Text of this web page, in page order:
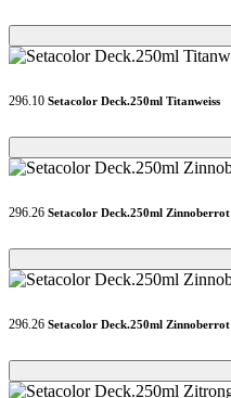
Loading...
Loading...
296.10 Setacolor Deck.250ml Titanweiss
Loading...
Loading...
296.26 Setacolor Deck.250ml Zinnoberrot
Loading...
Loading...
296.26 Setacolor Deck.250ml Zinnoberrot
Loading...
Loading...